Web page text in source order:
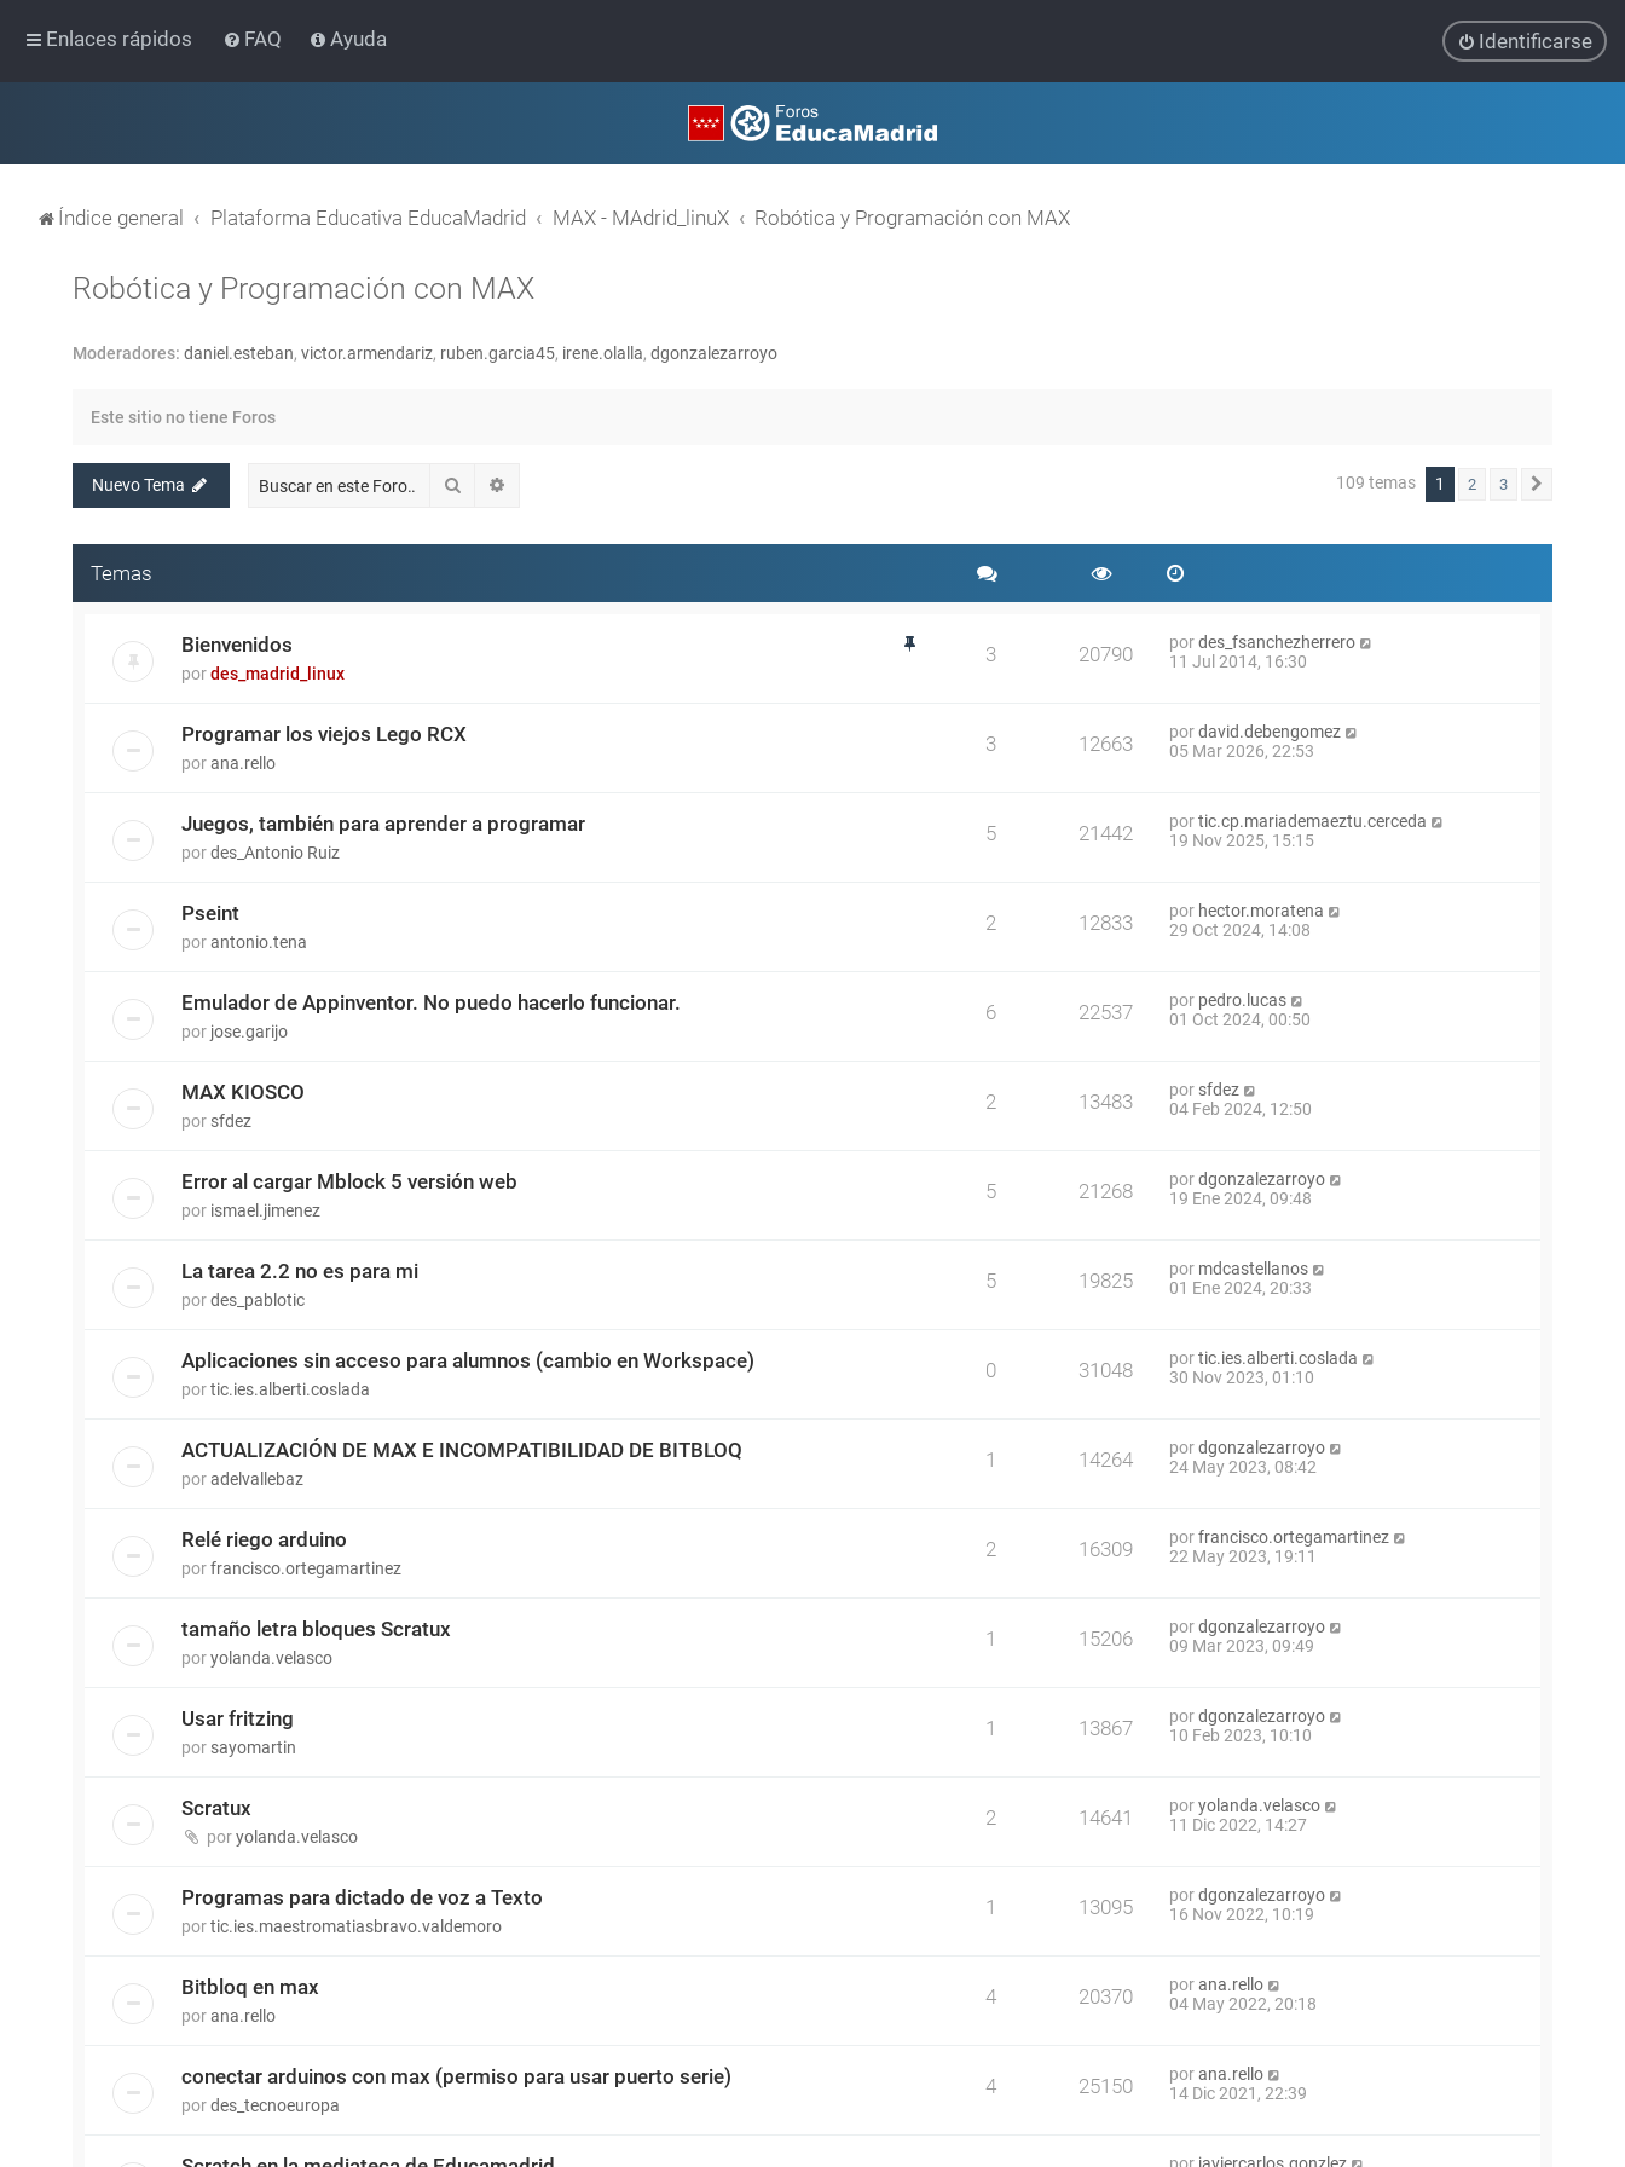
Enlaces rápidos FAQ Ayuda Identificarse
Índice general Plataforma Educativa EducaMadrid MAX - MAdrid_linuX Robótica y Programación con MAX
Robótica y Programación con MAX
Moderadores: daniel.esteban, victor.armendariz, ruben.garcia45, irene.olalla, dgonzalezarroyo
Este sitio no tiene Foros
Nuevo Tema Buscar 109 temas 1 2 3
Temas
Bienvenidos
pordes_madrid_linux
3 20790 pordes_fsanchezherrero
11 Jul 2014, 16:30
Programar los viejos Lego RCX
porana.rello
3 12663 pordavid.debengomez
05 Mar 2026, 22:53
Juegos, también para aprender a programar
pordes_Antonio Ruiz
5 21442 portic.cp.mariademaeztu.cerceda
19 Nov 2025, 15:15
Pseint
porantonio.tena
2 12833 por hector.moratena
29 Oct 2024, 14:08
Emulador de Appinventor. No puedo hacerlo funcionar.
por jose.garijo
6 22537 por pedro.lucas
01 Oct 2024, 00:50
MAX KIOSCO
por sfdez
2 13483 por sfdez
04 Feb 2024, 12:50
Error al cargar Mblock 5 versión web
por ismael.jimenez
5 21268 pordgonzalezarroyo
19 Ene 2024, 09:48
La tarea 2.2 no es para mi
pordes_pablotic
5 19825 por mdcastellanos
01 Ene 2024, 20:33
Aplicaciones sin acceso para alumnos (cambio en Workspace)
portic.ies.alberti.coslada
0 31048 portic.ies.alberti.coslada
30 Nov 2023, 01:10
ACTUALIZACIÓN DE MAX E INCOMPATIBILIDAD DE BITBLOQ
poradelvallebaz
1 14264 pordgonzalezarroyo
24 May 2023, 08:42
Relé riego arduino
porfrancisco.ortegamartinez
2 16309 porfrancisco.ortegamartinez
22 May 2023, 19:11
tamaño letra bloques Scratux
poryolanda.velasco
1 15206 pordgonzalezarroyo
09 Mar 2023, 09:49
Usar fritzing
por sayomartin
1 13867 pordgonzalezarroyo
10 Feb 2023, 10:10
Scratux
poryolanda.velasco
2 14641 poryolanda.velasco
11 Dic 2022, 14:27
Programas para dictado de voz a Texto
portic.ies.maestromatiasbravo.valdemoro
1 13095 pordgonzalezarroyo
16 Nov 2022, 10:19
Bitbloq en max
porana.rello
4 20370 porana.rello
04 May 2022, 20:18
conectar arduinos con max (permiso para usar puerto serie)
pordes_tecnoeuropa
4 25150 porana.rello
14 Dic 2021, 22:39